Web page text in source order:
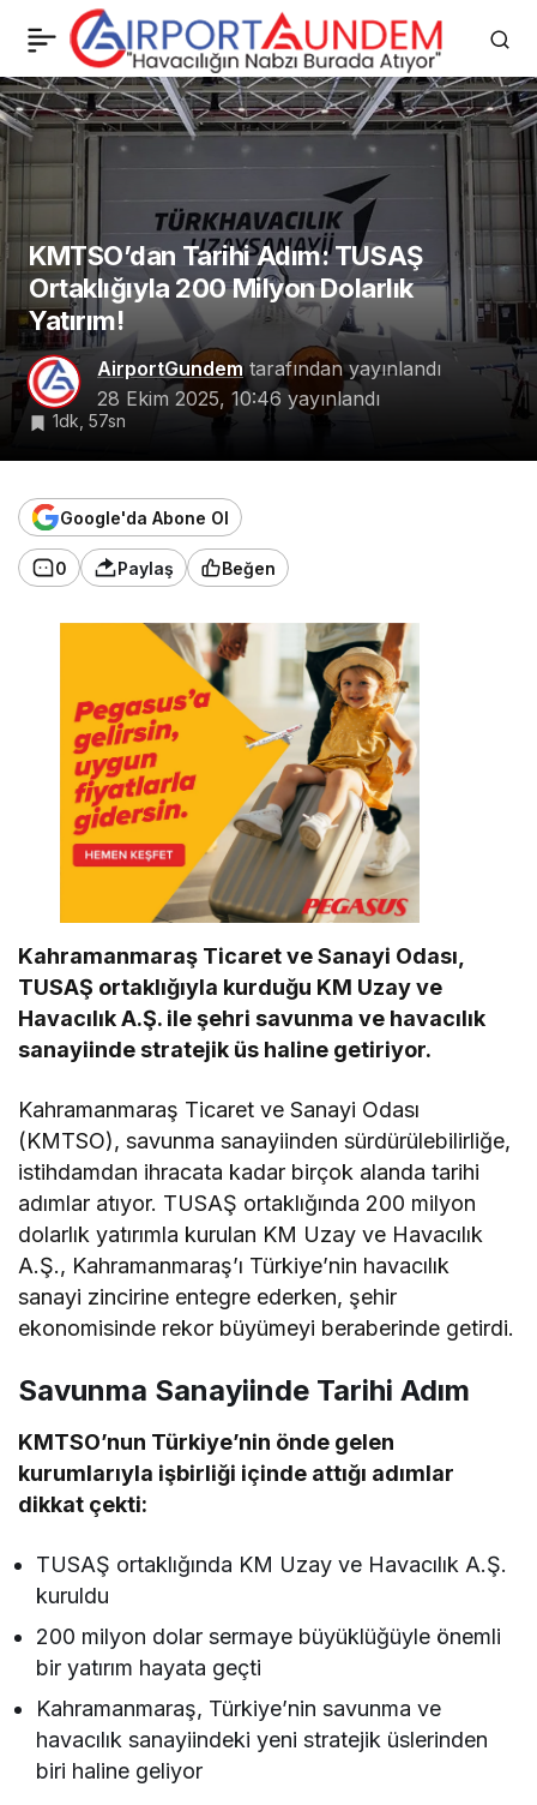
KMTSO’dan Tarihi Adım: TUSAŞ
Ortaklığıyla 200 Milyon Dolarlık
Yatırım!
AirportGundemtarafından yayınlandı
28 Ekim 2025, 10:46 yayınlandı
1dk, 57sn
Google'da Abone Ol
0 Paylaş Beğen
Kahramanmaraş Ticaret ve Sanayi Odası,
TUSAŞ ortaklığıyla kurduğu KM Uzay ve
Havacılık A.Ş. ile şehri savunma ve havacılık
sanayiinde stratejik üs haline getiriyor.
Kahramanmaraş Ticaret ve Sanayi Odası
(KMTSO), savunma sanayiinden sürdürülebilirliğe,
istihdamdan ihracata kadar birçok alanda tarihi
adımlar atıyor. TUSAŞ ortaklığında 200 milyon
dolarlık yatırımla kurulan KM Uzay ve Havacılık
A.Ş., Kahramanmaraş’ı Türkiye’nin havacılık
sanayi zincirine entegre ederken, şehir
ekonomisinde rekor büyümeyi beraberinde getirdi.
Savunma Sanayiinde Tarihi Adım
KMTSO’nun Türkiye’nin önde gelen
kurumlarıyla işbirliği içinde attığı adımlar
dikkat çekti:
TUSAŞ ortaklığında KM Uzay ve Havacılık A.Ş.
kuruldu
200 milyon dolar sermaye büyüklüğüyle önemli
bir yatırım hayata geçti
Kahramanmaraş, Türkiye’nin savunma ve
havacılık sanayiindeki yeni stratejik üslerinden
biri haline geliyor
THY Aile İndirimiyle 662
Bin Vatandaş Uçtu!
0 Paylaş